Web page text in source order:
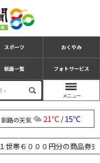
スポーツ おくやみ
紙面一覧 フォトサービス
釧路の天気 21℃/15℃
１世帯６０００円分の商品券